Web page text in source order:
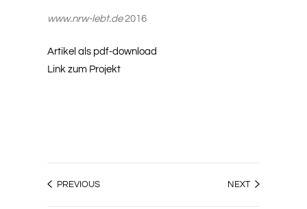
www.nrw-lebt.de2016
Artikel als pdf-download
Link zum Projekt
PREVIOUS NEXT